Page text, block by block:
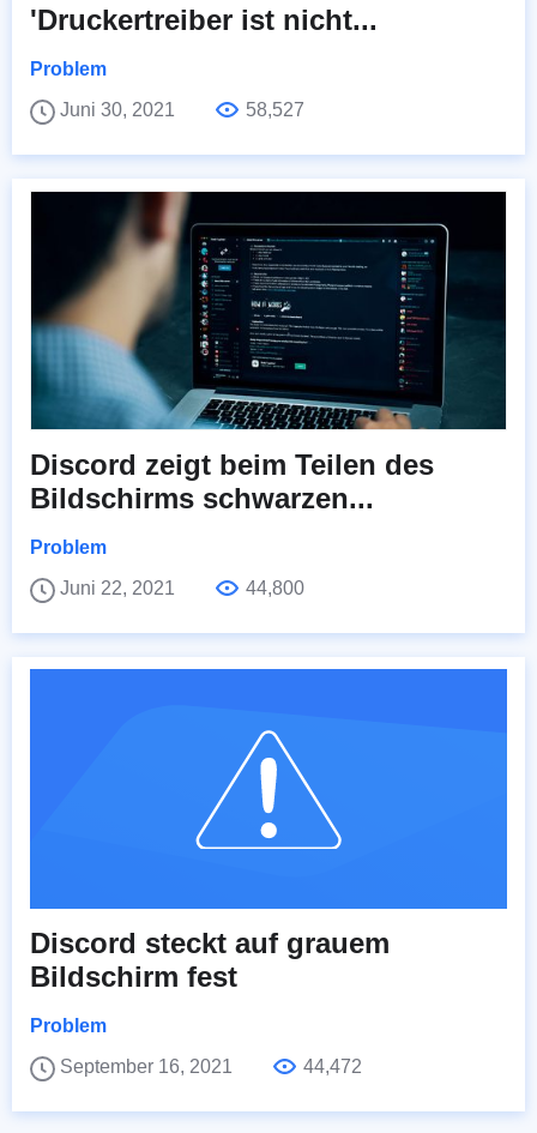
'Druckertreiber ist nicht...
Problem
Juni 30, 2021
58,527
Discord zeigt beim Teilen des
Bildschirms schwarzen...
Problem
Juni 22, 2021
44,800
Discord steckt auf grauem
Bildschirm fest
Problem
September 16, 2021
44,472